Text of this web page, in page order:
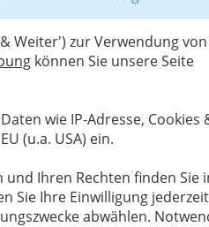
Weiter') zur Verwendung von
können Sie unsere Seite
wie IP-Adresse, Cookies
(u.a. USA) ein.
Ihren Rechten finden Sie
Sie Ihre Einwilligung jederzeit
abwählen.